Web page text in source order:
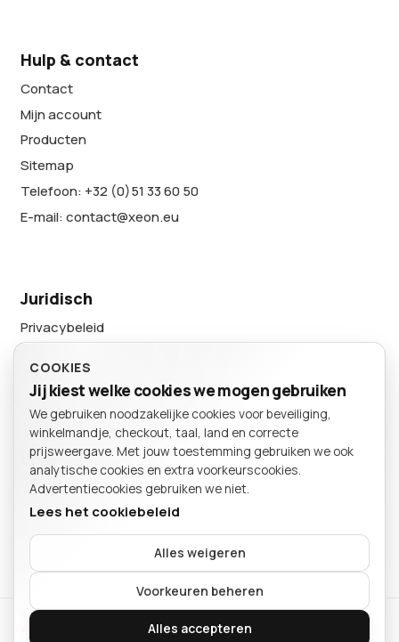
Hulp & contact
Contact
Mijn account
Producten
Sitemap
Telefoon: +32 (0)51 33 60 50
E-mail: contact@xeon.eu
Juridisch
Privacybeleid
Sitemap
Volg ons
Particulier Bedrijf
Kies of je als particulier of bedrijf winkelt.
Xeon International
COOKIES
Jij kiest welke cookies we mogen gebruiken
We gebruiken noodzakelijke cookies voor beveiliging,
winkelmandje, checkout, taal, land en correcte
prijsweergave. Met jouw toestemming gebruiken we ook
analytische cookies en extra voorkeurscookies.
Advertentiecookies gebruiken we niet.
Lees het cookiebeleid
Alles weigeren
Voorkeuren beheren
Alles accepteren
BESTELLING
Winkelmand
Verder winkelen